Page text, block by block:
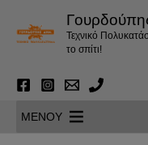
περιεχόμενο
Τεχνικό
το σπίτι!
MENOY